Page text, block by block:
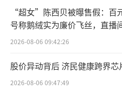
示，“我完全是因为这
会的，因为觉得很有
对此也深有同感，他认
亮，脱离了当下“内卷
焦到行业里真正有价值的
“超女”陈西贝被曝售假：百
号称鹅绒实为廉价飞丝，直播
百万元
2026-08-06 09:42:26
股价异动背后 济民健康跨界芯
2026-08-06 09:47:49